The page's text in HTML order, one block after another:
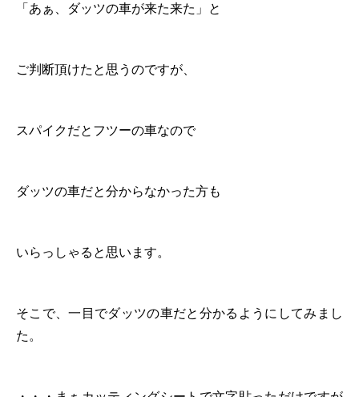
「あぁ、ダッツの車が来た来た」と
ご判断頂けたと思うのですが、
スパイクだとフツーの車なので
ダッツの車だと分からなかった方も
いらっしゃると思います。
そこで、一目でダッツの車だと分かるようにしてみまし
た。